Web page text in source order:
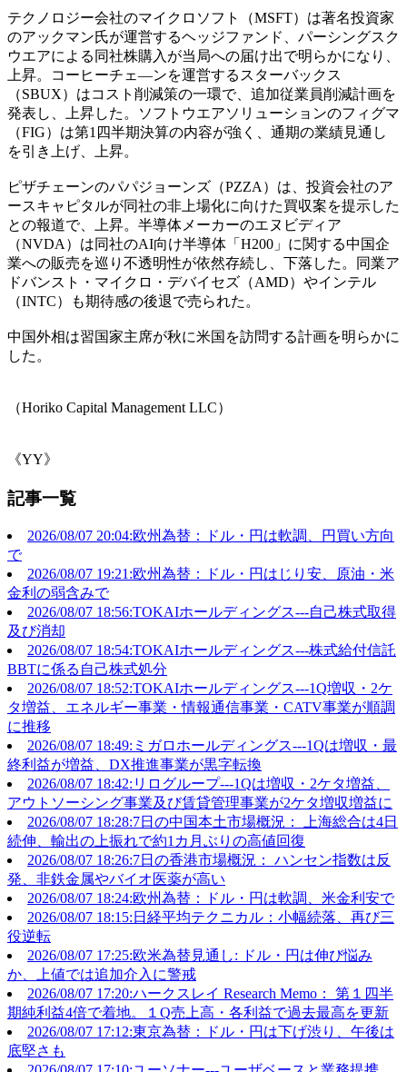
テクノロジー会社のマイクロソフト（MSFT）は著名投資家
のアックマン氏が運営するヘッジファンド、パーシングスク
ウエアによる同社株購入が当局への届け出で明らかになり、
上昇。コーヒーチェ―ンを運営するスターバックス
（SBUX）はコスト削減策の一環で、追加従業員削減計画を
発表し、上昇した。ソフトウエアソリューションのフィグマ
（FIG）は第1四半期決算の内容が強く、通期の業績見通し
を引き上げ、上昇。
ピザチェーンのパパジョーンズ（PZZA）は、投資会社のア
ースキャピタルが同社の非上場化に向けた買収案を提示した
との報道で、上昇。半導体メーカーのエヌビディア
（NVDA）は同社のAI向け半導体「H200」に関する中国企
業への販売を巡り不透明性が依然存続し、下落した。同業ア
ドバンスト・マイクロ・デバイセズ（AMD）やインテル
（INTC）も期待感の後退で売られた。
中国外相は習国家主席が秋に米国を訪問する計画を明らかに
した。
（Horiko Capital Management LLC）
《YY》
記事一覧
2026/08/07 20:04:欧州為替：ドル・円は軟調、円買い方向
で
2026/08/07 19:21:欧州為替：ドル・円はじり安、原油・米
金利の弱含みで
2026/08/07 18:56:TOKAIホールディングス---自己株式取得
及び消却
2026/08/07 18:54:TOKAIホールディングス---株式給付信託
BBTに係る自己株式処分
2026/08/07 18:52:TOKAIホールディングス---1Q増収・2ケ
タ増益、エネルギー事業・情報通信事業・CATV事業が順調
に推移
2026/08/07 18:49:ミガロホールディングス---1Qは増収・最
終利益が増益、DX推進事業が黒字転換
2026/08/07 18:42:リログループ---1Qは増収・2ケタ増益、
アウトソーシング事業及び賃貸管理事業が2ケタ増収増益に
2026/08/07 18:28:7日の中国本土市場概況： 上海総合は4日
続伸、輸出の上振れで約1カ月ぶりの高値回復
2026/08/07 18:26:7日の香港市場概況： ハンセン指数は反
発、非鉄金属やバイオ医薬が高い
2026/08/07 18:24:欧州為替：ドル・円は軟調、米金利安で
2026/08/07 18:15:日経平均テクニカル：小幅続落、再び三
役逆転
2026/08/07 17:25:欧米為替見通し: ドル・円は伸び悩み
か、上値では追加介入に警戒
2026/08/07 17:20:ハークスレイ Research Memo： 第１四半
期純利益4倍で着地。１Q売上高・各利益で過去最高を更新
2026/08/07 17:12:東京為替：ドル・円は下げ渋り、午後は
底堅さも